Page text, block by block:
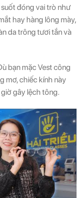
đóng vai trò như
hay hàng lông mày,
da trông tươi tắn và
bạn mặc Vest công
mơ, chiếc kính này
gây lệch tông.